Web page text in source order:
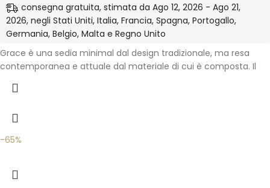
consegna gratuita, stimata da Ago 12, 2026 - Ago 21,
2026, negli Stati Uniti, Italia, Francia, Spagna, Portogallo,
Germania, Belgio, Malta e Regno Unito
Grace è una sedia minimal dal design tradizionale, ma resa
contemporanea e attuale dal materiale di cui è composta. Il
-65%